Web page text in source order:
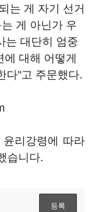
는 게 자기 선거
게 아닌가 우
는 대단히 엄중
대해 어떻게
다"고 주문했다.
리강령에 따라
습니다.